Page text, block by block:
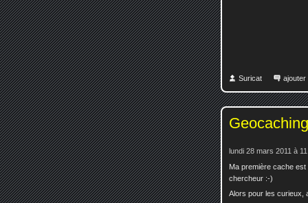
Suricat ajouter
lundi 28 mars 2011 à
Ma première cache
chercheur :-)
Alors pour les curieux,